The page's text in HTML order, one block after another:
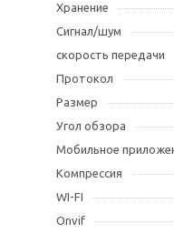
Хранение
Сигнал/шум
скорость передачи
Протокол
Размер
Угол обзора
Мобильное
Компрессия
WI-FI
Оnvif